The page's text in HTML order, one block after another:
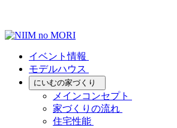
イベント情報
モデルハウス
にいむの家づくり
メインコンセプト
家づくりの流れ
住宅性能